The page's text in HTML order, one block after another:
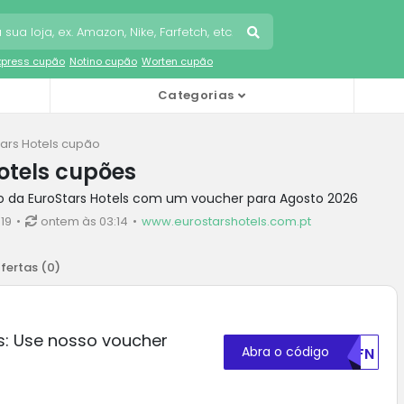
cupão Notino cupão Worten cupão
Categorias
Hotels cupão
cupões
EuroStars Hotels com um voucher para Agosto 2026
ontem às 03:14 www.eurostarshotels.com.pt
(0)
Use nosso voucher
Abra o código U0FN